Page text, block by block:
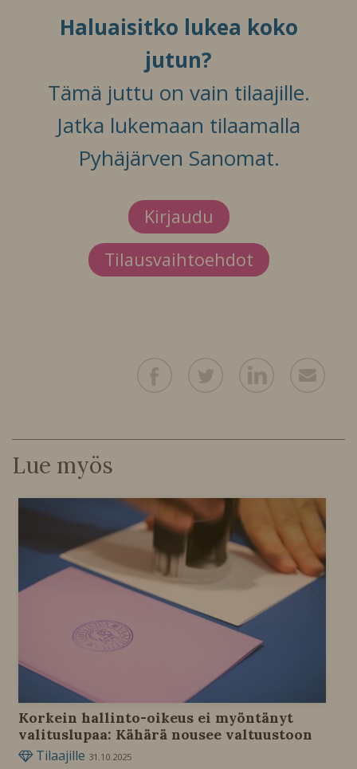
Haluaisitko lukea koko
jutun?
Tämä juttu on vain tilaajille.
Jatka lukemaan tilaamalla
Pyhäjärven Sanomat.
Kirjaudu
Tilausvaihtoehdot
Lue myös
Korkein hallinto-oikeus ei myöntänyt
valituslupaa: Kähärä nousee valtuustoon
Tilaajille 31.10.2025